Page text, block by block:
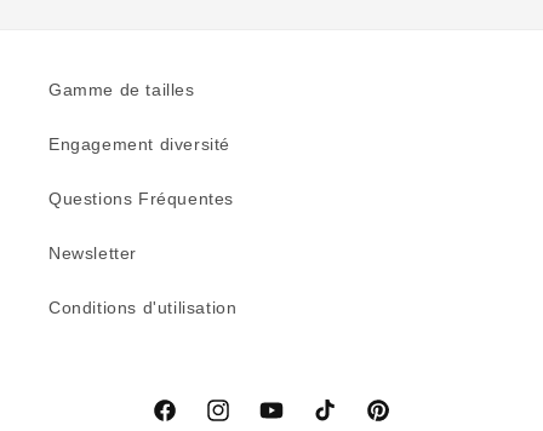
Gamme de tailles
Engagement diversité
Questions Fréquentes
Newsletter
Conditions d'utilisation
FacebookInstagramYouTubeTikTok Pinterest